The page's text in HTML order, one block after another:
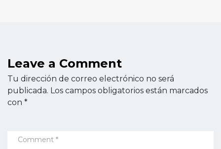
Leave a Comment
Tu dirección de correo electrónico no será
publicada. Los campos obligatorios están marcados
con *